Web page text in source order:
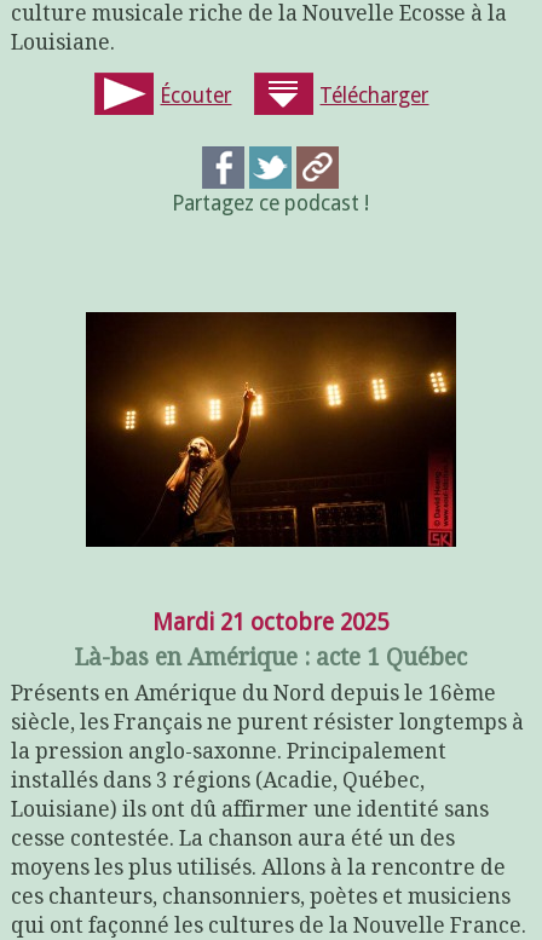
culture musicale riche de la Nouvelle Ecosse à la
Louisiane.
Écouter Télécharger
Partagez ce podcast !
Mardi 21 octobre 2025
Là-bas en Amérique : acte 1 Québec
Présents en Amérique du Nord depuis le 16ème
siècle, les Français ne purent résister longtemps à
la pression anglo-saxonne. Principalement
installés dans 3 régions (Acadie, Québec,
Louisiane) ils ont dû affirmer une identité sans
cesse contestée. La chanson aura été un des
moyens les plus utilisés. Allons à la rencontre de
ces chanteurs, chansonniers, poètes et musiciens
qui ont façonné les cultures de la Nouvelle France.